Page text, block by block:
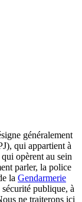
généralement
qui appartient à
opèrent au sein
parler, la police
la Gendarmerie
publique, à
ne traiterons ici